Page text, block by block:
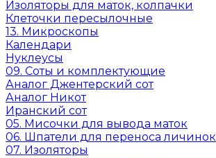
Изоляторы для маток, колпачки
Клеточки пересылочные
13. Микроскопы
Календари
Нуклеусы
09. Соты и комплектующие
Аналог Джентерский сот
Аналог Никот
Иранский сот
05. Мисочки для вывода маток
06. Шпатели для переноса личинок
07. Изоляторы